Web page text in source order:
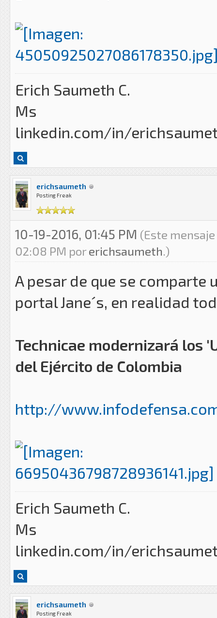
Erich Saumeth C.
Ms
linkedin.com/in/
erichsaumeth
Posting Freak
10-19-2016, 01:45 PM (Este
02:08 PM porerichsaumeth.)
A pesar de que se
portal Jane´s, en realidad
Technicae modernizará los
del Ejército de Colombia
http://
Erich Saumeth C.
Ms
linkedin.com/in/
erichsaumeth
Posting Freak